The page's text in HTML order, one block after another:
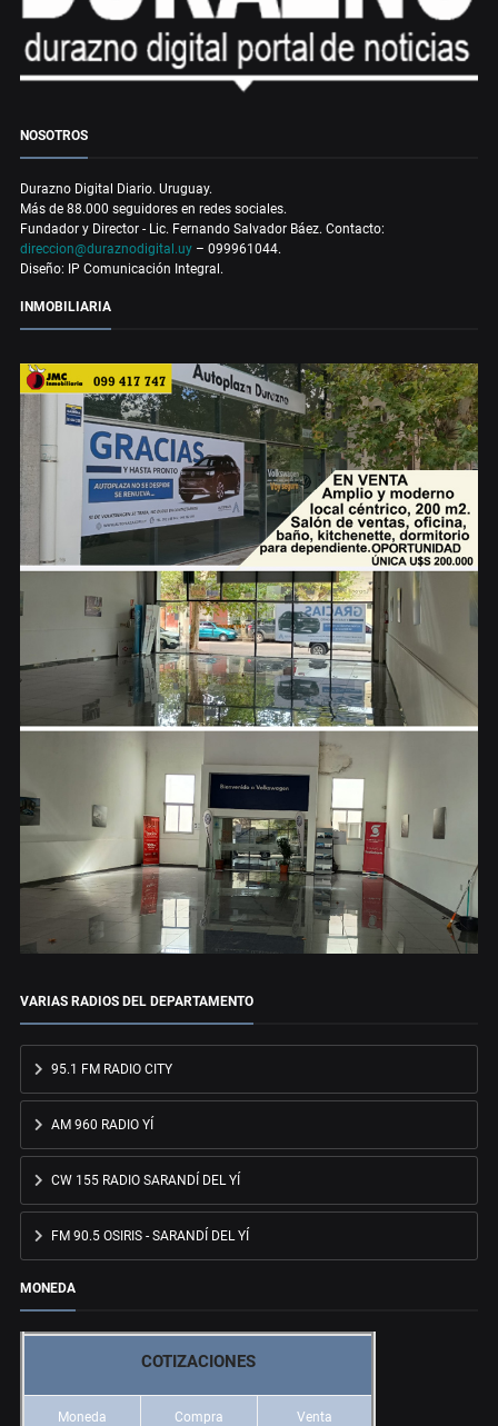
NOSOTROS
Durazno Digital Diario. Uruguay.
Más de 88.000 seguidores en redes sociales.
Fundador y Director - Lic. Fernando Salvador Báez. Contacto:
direccion@duraznodigital.uy – 099961044.
Diseño: IP Comunicación Integral.
INMOBILIARIA
VARIAS RADIOS DEL DEPARTAMENTO
95.1 FM RADIO CITY
AM 960 RADIO YÍ
CW 155 RADIO SARANDÍ DEL YÍ
FM 90.5 OSIRIS - SARANDÍ DEL YÍ
MONEDA
COTIZACIONES
Moneda Compra Venta